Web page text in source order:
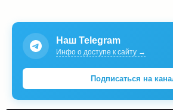
Наш Telegram
Инфо о доступе к сайту →
Подписаться на